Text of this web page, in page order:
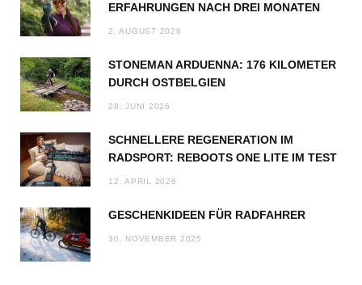
ERFAHRUNGEN NACH DREI MONATEN
2. AUGUST 2026
STONEMAN ARDUENNA: 176 KILOMETER
DURCH OSTBELGIEN
28. JUNI 2026
SCHNELLERE REGENERATION IM
RADSPORT: REBOOTS ONE LITE IM TEST
12. APRIL 2026
GESCHENKIDEEN FÜR RADFAHRER
30. NOVEMBER 2025